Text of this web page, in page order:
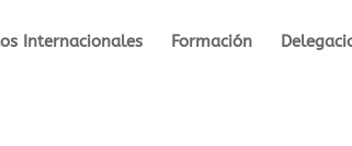
Internacionales Formación